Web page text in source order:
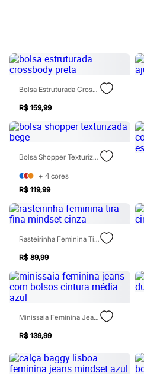
Em alta
Arrumadinho para os meninos
Romântico para as meninas
Inverno
Novidades
Roupas menina
0 a 24 meses
1 a 5 anos
4 a 12 anos
10 a 16 anos
0 a 24 meses
1 a 5 anos
10 a 16 anos
Acessórios
Bolsas e Mochilas
Chapéus
Calçados
Botas
Chinelos
Pantufas
Sandálias
Diversão
Baby Club
Fifteen
Bolsa Estruturada Crossbody Preta
R$ 159,99
Bolsa Shopper Texturizada Bege
+ 4 cores
R$ 119,99
Rasteirinha Feminina Tira Fina Mindset Cinza
R$ 89,99
Minissaia Feminina Jeans Com Bolsos Cintura Média Azul
R$ 139,99